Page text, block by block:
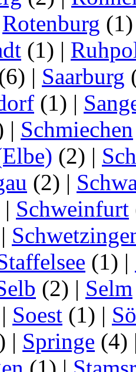
Rotenburg
(1) |
| Saarburg
(1) |
| Schmiechen
(2) |
(2) |
| Schweinfurt
|
(1) |
(2) | Selm
| Soest (1) |
| Springe (4)